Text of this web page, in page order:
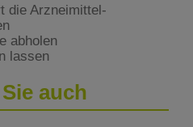
die Arzneimittel-
abholen
lassen
auch